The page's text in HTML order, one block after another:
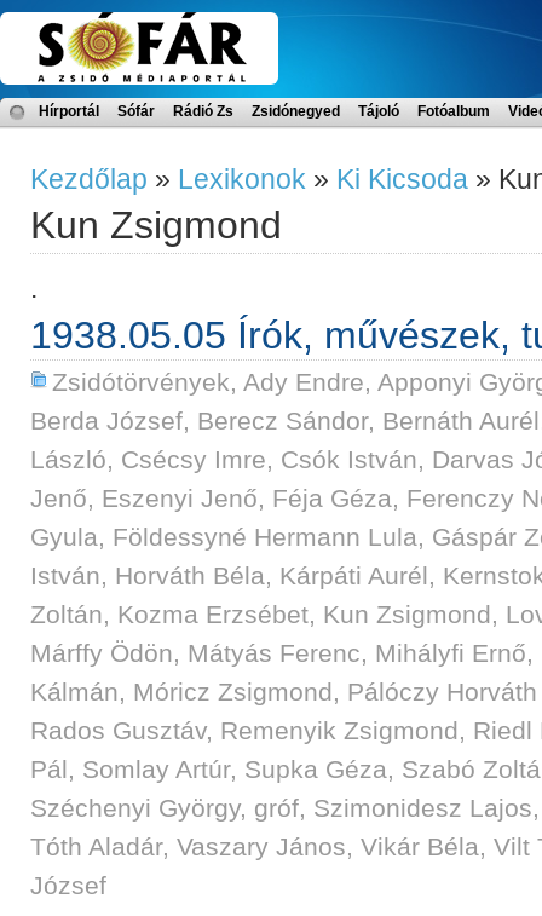
Hírportál Sófár Rádió Zs Zsidónegyed Tájoló Fotóalbum
Kezdőlap » Lexikonok » Ki Kicsoda »
Kun Zsigmond
.
1938.05.05 Írók, művészek,
Zsidótörvények, Ady Endre, Apponyi
Berda József, Berecz Sándor, Bernáth Aurél
László, Csécsy Imre, Csók István, Darvas
Jenő, Eszenyi Jenő, Féja Géza, Ferenczy
Gyula, Földessyné Hermann Lula, Gáspár
István, Horváth Béla, Kárpáti Aurél,
Zoltán, Kozma Erzsébet, Kun Zsigmond,
Márffy Ödön, Mátyás Ferenc, Mihályfi Ernő,
Kálmán, Móricz Zsigmond, Pálóczy
Rados Gusztáv, Remenyik Zsigmond, Riedl
Pál, Somlay Artúr, Supka Géza, Szabó
Széchenyi György, gróf, Szimonidesz Lajos
Tóth Aladár, Vaszary János, Vikár Béla, Vilt
József